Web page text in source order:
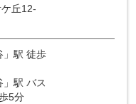
丘12-
」駅 徒歩
」駅 バス
5分